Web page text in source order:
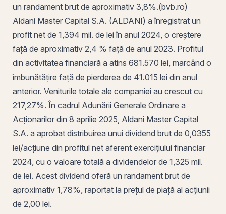
un randament brut de aproximativ 3,8%.(bvb.ro)
Aldani Master Capital S.A. (ALDANI) a înregistrat un
profit net de 1,394 mil. de lei în anul 2024, o creștere
față de aproximativ 2,4 % față de anul 2023. Profitul
din activitatea financiară a atins 681.570 lei, marcând o
îmbunătățire față de pierderea de 41.015 lei din anul
anterior. Veniturile totale ale companiei au crescut cu
217,27%. În cadrul Adunării Generale Ordinare a
Acționarilor din 8 aprilie 2025, Aldani Master Capital
S.A. a aprobat distribuirea unui dividend brut de 0,0355
lei/acțiune din profitul net aferent exercițiului financiar
2024, cu o valoare totală a dividendelor de 1,325 mil.
de lei. Acest dividend oferă un randament brut de
aproximativ 1,78%, raportat la prețul de piață al acțiunii
de 2,00 lei.